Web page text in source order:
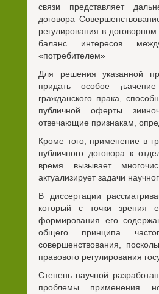
связи представляет
договора
регулирования в
баланс интересов
«потребителем»
Для решения указанной
придать особое
гражданского прака,
публичной оферты
отвечающие признакам,
Кроме того, применение в
публичного договора к
время вызывает
актуализирует задачи
В диссертации
который с точки зрения
формирования его
общего принципа
совершенствования,
правового регулирования
Степень научной
проблемы применения